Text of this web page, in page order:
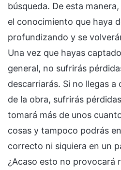
búsqueda. De esta
el conocimiento que haya
profundizando y se
Una vez que hayas
general, no sufrirás
descarriarás. Si no llegas
de la obra, sufrirás
tomará más de unos
cosas y tampoco podrás
correcto ni siquiera en un
¿Acaso esto no provocará